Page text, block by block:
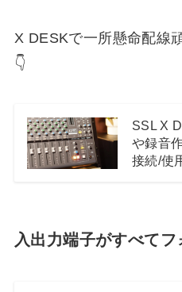
X DESKで一所懸命配線
👇
SSL X
や録音
接続/使
入出力端子がすべてフ